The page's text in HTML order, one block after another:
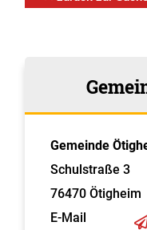
Gemeinde
Schulstraße 3
76470 Ötigheim
E-Mail